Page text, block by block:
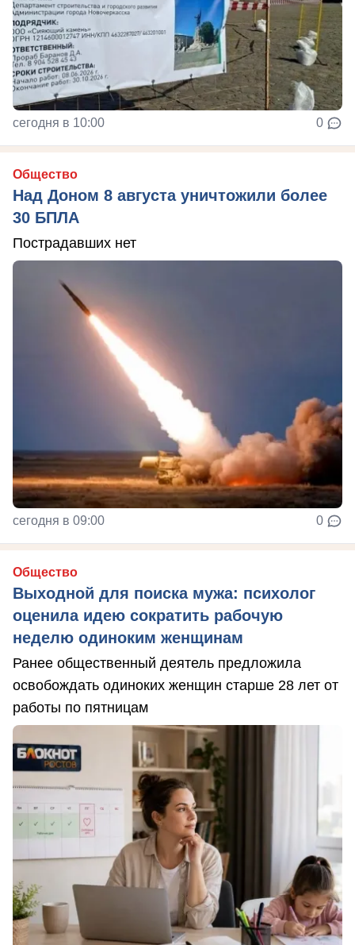
сегодня в 10:00 0
Общество
Над Доном 8 августа уничтожили более
30 БПЛА
Пострадавших нет
сегодня в 09:00 0
Общество
Выходной для поиска мужа: психолог
оценила идею сократить рабочую
неделю одиноким женщинам
Ранее общественный деятель предложила
освобождать одиноких женщин старше 28 лет от
работы по пятницам